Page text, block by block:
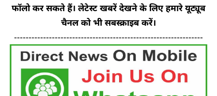
फॉलो कर सकते हैं। लेटेस्ट खबरें देखने के लिए हमारे यूट्यूब
चैनल को भी सबस्क्राइब करें।
-----------------------------------------------------------------